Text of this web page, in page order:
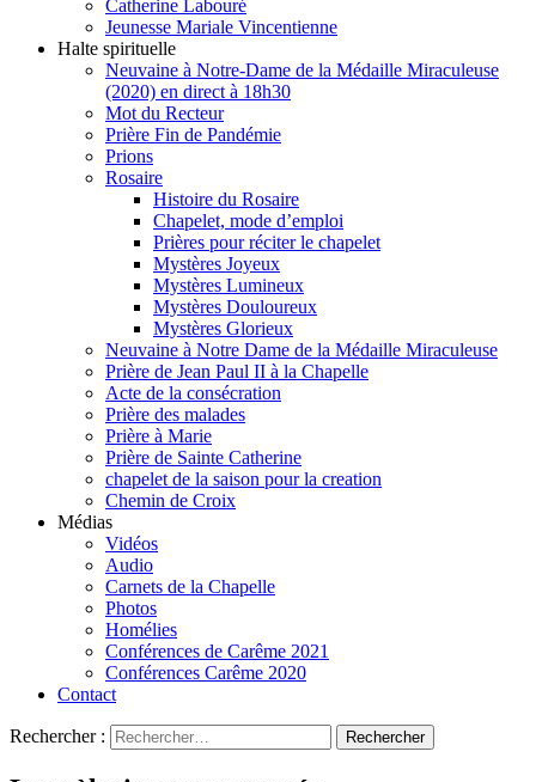
Catherine Labouré
Jeunesse Mariale Vincentienne
Halte spirituelle
Neuvaine à Notre-Dame de la Médaille Miraculeuse
(2020) en direct à 18h30
Mot du Recteur
Prière Fin de Pandémie
Prions
Rosaire
Histoire du Rosaire
Chapelet, mode d’emploi
Prières pour réciter le chapelet
Mystères Joyeux
Mystères Lumineux
Mystères Douloureux
Mystères Glorieux
Neuvaine à Notre Dame de la Médaille Miraculeuse
Prière de Jean Paul II à la Chapelle
Acte de la consécration
Prière des malades
Prière à Marie
Prière de Sainte Catherine
chapelet de la saison pour la creation
Chemin de Croix
Médias
Vidéos
Audio
Carnets de la Chapelle
Photos
Homélies
Conférences de Carême 2021
Conférences Carême 2020
Contact
Rechercher :